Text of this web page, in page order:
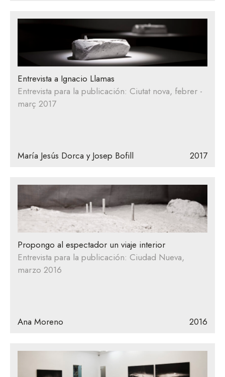
Entrevista a Ignacio Llamas
Entrevista para la publicación: Ciutat nova, febrer -
març 2017
María Jesús Dorca y Josep Bofill 2017
Propongo al espectador un viaje interior
Entrevista para la publicación: Ciudad Nueva,
marzo 2016
Ana Moreno 2016